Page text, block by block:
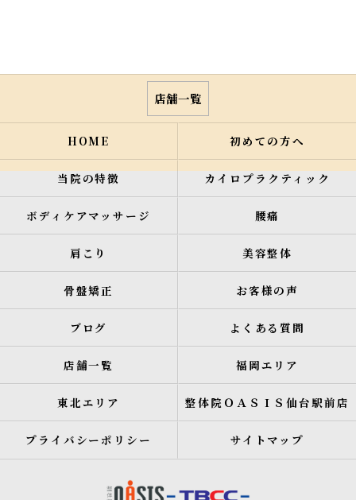
店舗一覧
HOME 初めての方へ
当院の特徴 カイロプラクティック
ボディケアマッサージ 腰痛
肩こり 美容整体
骨盤矯正 お客様の声
ブログ よくある質問
店舗一覧 福岡エリア
東北エリア 整体院ＯＡＳＩＳ仙台駅前店
プライバシーポリシー サイトマップ